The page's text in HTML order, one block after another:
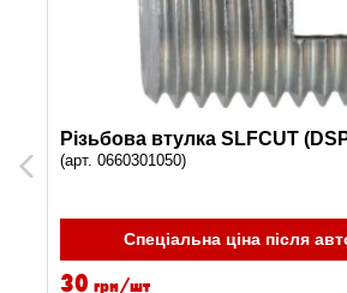
Previous
Різьбова втулка SLFCUT
(арт. 0660301050)
Спеціальна ціна після
30 грн/шт